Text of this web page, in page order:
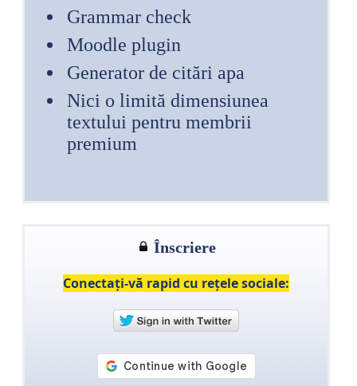
Grammar check
Moodle plugin
Generator de citări apa
Nici o limită dimensiunea
textului pentru membrii
premium
Înscriere
Conectaţi-vă rapid cu reţele sociale: